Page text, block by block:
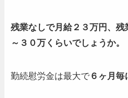
残業なしで月給２３万円、
～３０万くらいでしょうか。
勤続慰労金は最大で６ヶ月毎